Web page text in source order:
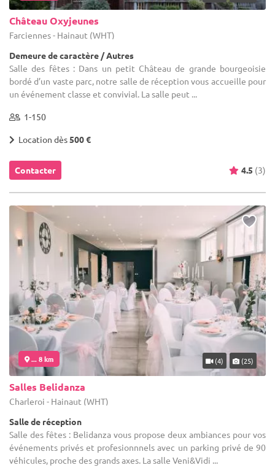
Château Oxyjeunes
Farciennes - Hainaut (WHT)
Demeure de caractère / Autres
Salle des fêtes : Dans un petit Château de grande bourgeoisie
bordé d’un vaste parc, notre salle de réception vous accueille pour
un événement classe et convivial. La salle peut ...
1-150
Location dès500 €
Contacter 4.5 (3)
... 8 km (4) (25)
Salles Belidanza
Charleroi - Hainaut (WHT)
Salle de réception
Salle des fêtes : Belidanza vous propose deux ambiances pour vos
événements privés et profesionnnels avec un parking privé de 90
véhicules, proche des grands axes. La salle Veni&Vidi ...